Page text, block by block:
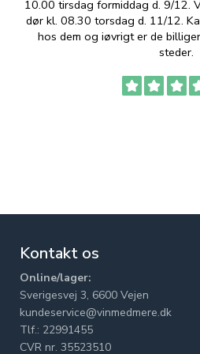
10.00 tirsdag formiddag d. 9/12.
dør kl. 08.30 torsdag d. 11/12.
hos dem og iøvrigt er de
steder.
Kontakt os
Online/lager:
Sverigesvej 3, 6600 Vejen
kundeservice@vinmedmere.dk
Tlf.: 22991455
CVR nr. 35523510